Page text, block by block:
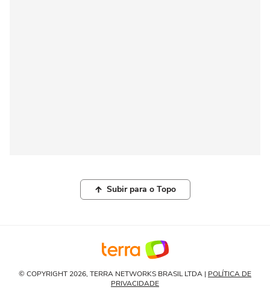
Subir para o Topo
© COPYRIGHT 2026, TERRA NETWORKS BRASIL LTDA | POLÍTICA DE
PRIVACIDADE